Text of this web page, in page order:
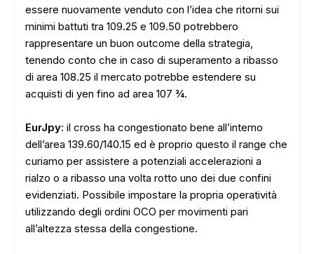
essere nuovamente venduto con l’idea che ritorni sui
minimi battuti tra 109.25 e 109.50 potrebbero
rappresentare un buon outcome della strategia,
tenendo conto che in caso di superamento a ribasso
di area 108.25 il mercato potrebbe estendere su
acquisti di yen fino ad area 107 ¾.
EurJpy: il cross ha congestionato bene all’interno
dell’area 139.60/140.15 ed è proprio questo il range che
curiamo per assistere a potenziali accelerazioni a
rialzo o a ribasso una volta rotto uno dei due confini
evidenziati. Possibile impostare la propria operatività
utilizzando degli ordini OCO per movimenti pari
all’altezza stessa della congestione.